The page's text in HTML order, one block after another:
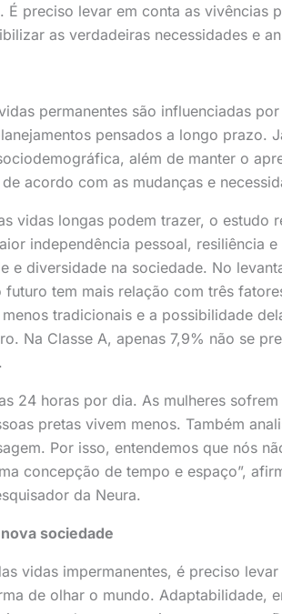
É preciso levar em conta as vivências
as verdadeiras necessidades e
permanentes são influenciadas
pensados a longo prazo.
além de manter o
acordo com as mudanças e
vidas longas podem trazer, o estudo
independência pessoal, resiliência
e diversidade na sociedade. No
tem mais relação com três
tradicionais e a possibilidade
Na Classe A, apenas 7,9% não se
24 horas por dia. As mulheres
pretas vivem menos. Também
Por isso, entendemos que nós
concepção de tempo e espaço”,
da Neura.
sociedade
vidas impermanentes, é preciso
de olhar o mundo. Adaptabilidade,